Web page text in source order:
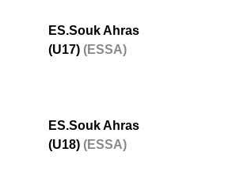
ES.Souk Ahras
(U17) (ESSA)
ES.Souk Ahras
(U18) (ESSA)